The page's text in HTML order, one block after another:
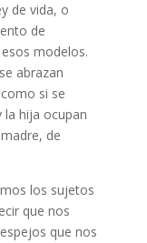
de vida, o
de
modelos.
abrazan
si se
la hija ocupan
de
los sujetos
que nos
que nos